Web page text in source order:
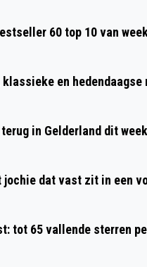
MET HONDJE
60 top 10 van
en hedendaagse
in Gelderland dit
jochie dat vast zit in een
tot 65 vallende sterren